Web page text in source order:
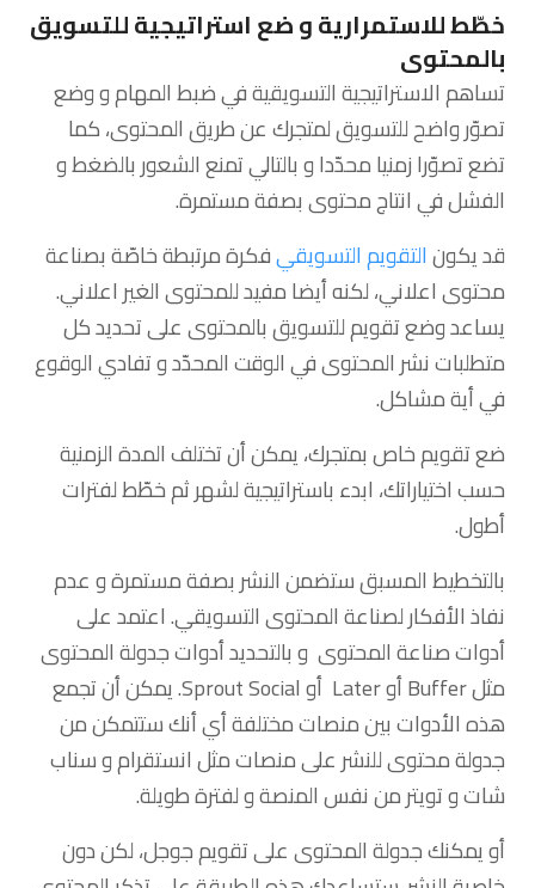
خطّط للاستمرارية و ضع استراتيجية للتسويق
بالمحتوى
تساهم الاستراتيجية التسويقية في ضبط المهام و وضع
تصوّر واضح للتسويق لمتجرك عن طريق المحتوى، كما
تضع تصوّرا زمنيا محدّدا و بالتالي تمنع الشعور بالضغط و
الفشل في انتاج محتوى بصفة مستمرة.
قد يكونالتقويم التسويقيفكرة مرتبطة خاصّة بصناعة
محتوى اعلاني، لكنه أيضا مفيد للمحتوى الغير اعلاني.
يساعد وضع تقويم للتسويق بالمحتوى على تحديد كل
متطلبات نشر المحتوى في الوقت المحدّد و تفادي الوقوع
في أية مشاكل.
ضع تقويم خاص بمتجرك، يمكن أن تختلف المدة الزمنية
حسب اختياراتك، ابدء باستراتيجية لشهر ثم خطّط لفترات
أطول.
بالتخطيط المسبق ستضمن النشر بصفة مستمرة و عدم
نفاذ الأفكار لصناعة المحتوى التسويقي. اعتمد على
أدوات صناعة المحتوى و بالتحديد أدوات جدولة المحتوى
مثل Buffer أو Later أو Sprout Social. يمكن أن تجمع
هذه الأدوات بين منصات مختلفة أي أنك ستتمكن من
جدولة محتوى للنشر على منصات مثل انستقرام و سناب
شات و تويتر من نفس المنصة و لفترة طويلة.
أو يمكنك جدولة المحتوى على تقويم جوجل، لكن دون